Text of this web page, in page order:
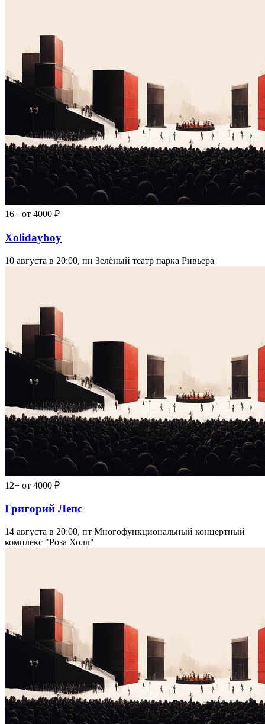
16+ от 4000 ₽
Xolidayboy
10 августа в 20:00, пн Зелёный театр парка Ривьера
12+ от 4000 ₽
Григорий Лепс
14 августа в 20:00, пт Многофункциональный концертный
комплекс "Роза Холл"